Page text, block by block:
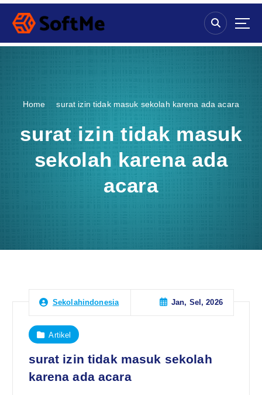
S
p
Home surat izin tidak masuk sekolah karena ada acara
surat izin tidak masuk
sekolah karena ada
acara
Sekolahindonesia Jan, Sel, 2026
Artikel
surat izin tidak masuk sekolah
karena ada acara